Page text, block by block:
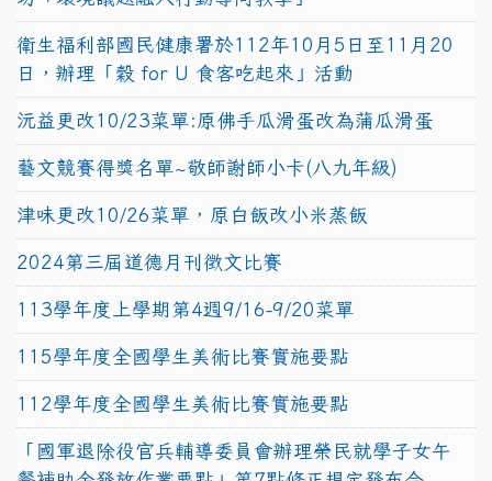
衛生福利部國民健康署於112年10月5日至11月20
日，辦理「穀 for U 食客吃起來」活動
沅益更改10/23菜單:原佛手瓜滑蛋改為蒲瓜滑蛋
藝文競賽得獎名單~敬師謝師小卡(八九年級)
津味更改10/26菜單，原白飯改小米蒸飯
2024第三屆道德月刊徵文比賽
113學年度上學期第4週9/16-9/20菜單
115學年度全國學生美術比賽實施要點
112學年度全國學生美術比賽實施要點
「國軍退除役官兵輔導委員會辦理榮民就學子女午